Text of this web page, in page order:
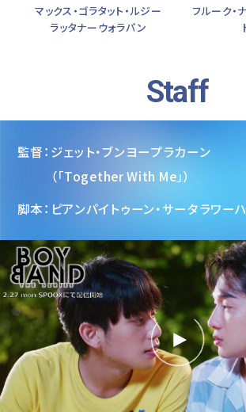
マックス・ゴラタット・ルジー
ラッタナーウォラパン
フルーク・
Staff
監督 ジェット・ブンヨープラカーン
（「Together With Me」）
脚本
ピアンパイトゥーン・サータラワーハ